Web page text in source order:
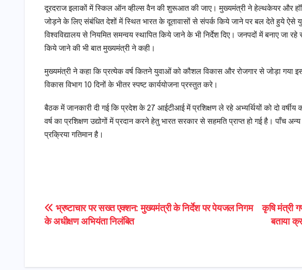
दूरदराज इलाकों में स्किल ऑन व्हील्स वैन की शुरूआत की जाए। मुख्यमंत्री ने हेल्थकेयर और
जोड़ने के लिए संबंधित देशों में स्थित भारत के दूतावासों से संपर्क किये जाने पर बल देते हुये ऐसे
विश्वविद्यालय से नियमित समन्वय स्थापित किये जाने के भी निर्देश दिए। जनपदों में बनाए
किये जाने की भी बात मुख्यमंत्री ने कही।
मुख्यमंत्री ने कहा कि प्रत्येक वर्ष कितने युवाओं को कौशल विकास और रोजगार से जोड़ा गया
विकास विभाग 10 दिनों के भीतर स्पष्ट कार्ययोजना प्रस्तुत करे।
बैठक में जानकारी दी गई कि प्रदेश के 27 आईटीआई में प्रशिक्षण ले रहे अभ्यर्थियों को दो
वर्ष का प्रशिक्षण उद्योगों में प्रदान करने हेतु भारत सरकार से सहमति प्राप्त हो गई है। पाँच
प्रक्रिया गतिमान है।
Post
navigation
कृषि मंत्री
बताया
भ्रष्टाचार पर सख्त एक्शन: मुख्यमंत्री के निर्देश पर पेयजल निगम
के अधीक्षण अभियंता निलंबित